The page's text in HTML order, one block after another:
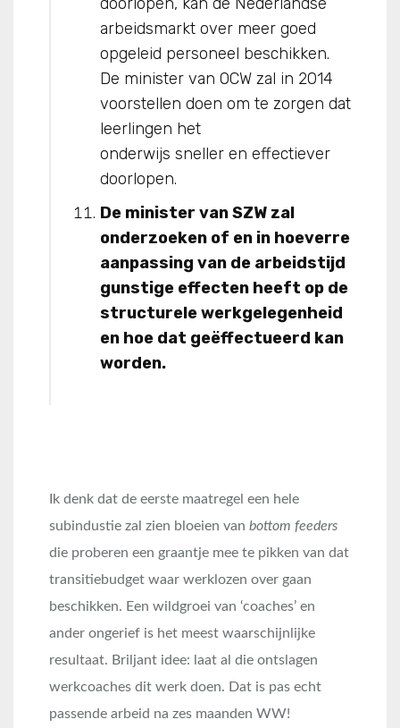
arbeidsmarkt over meer goed
opgeleid personeel beschikken.
De minister van OCW zal in 2014
voorstellen doen om te zorgen dat
leerlingen het
onderwijs sneller en effectiever
doorlopen.
De minister van SZW zal
onderzoeken of en in hoeverre
aanpassing van de arbeidstijd
gunstige effecten heeft op de
structurele werkgelegenheid
en hoe dat geëffectueerd kan
worden.
Ik denk dat de eerste maatregel een hele
subindustie zal zien bloeien van bottom feeders
die proberen een graantje mee te pikken van dat
transitiebudget waar werklozen over gaan
beschikken. Een wildgroei van ‘coaches’ en
ander ongerief is het meest waarschijnlijke
resultaat. Briljant idee: laat al die ontslagen
werkcoaches dit werk doen. Dat is pas echt
passende arbeid na zes maanden WW!